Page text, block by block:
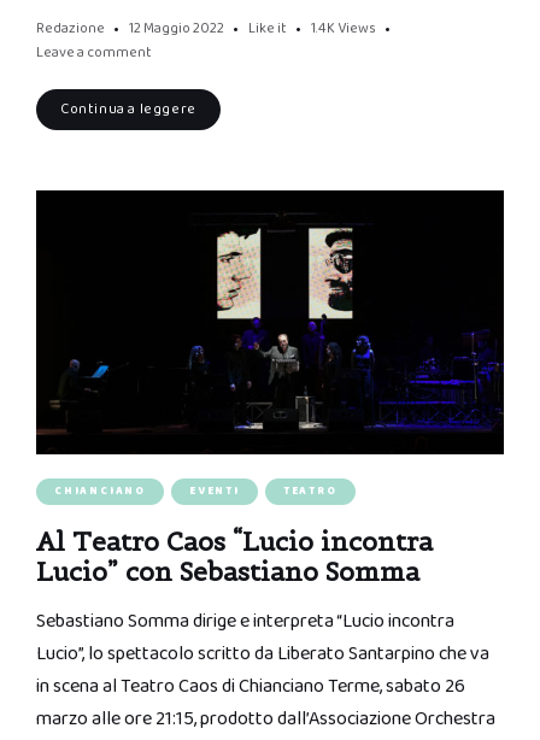
Redazione 12 Maggio 2022 Like it 1.4K Views
Leave a comment
Continua a leggere
CHIANCIANO EVENTI TEATRO
Al Teatro Caos “Lucio incontra
Lucio” con Sebastiano Somma
Sebastiano Somma dirige e interpreta “Lucio incontra
Lucio”, lo spettacolo scritto da Liberato Santarpino che va
in scena al Teatro Caos di Chianciano Terme, sabato 26
marzo alle ore 21:15, prodotto dall’Associazione Orchestra